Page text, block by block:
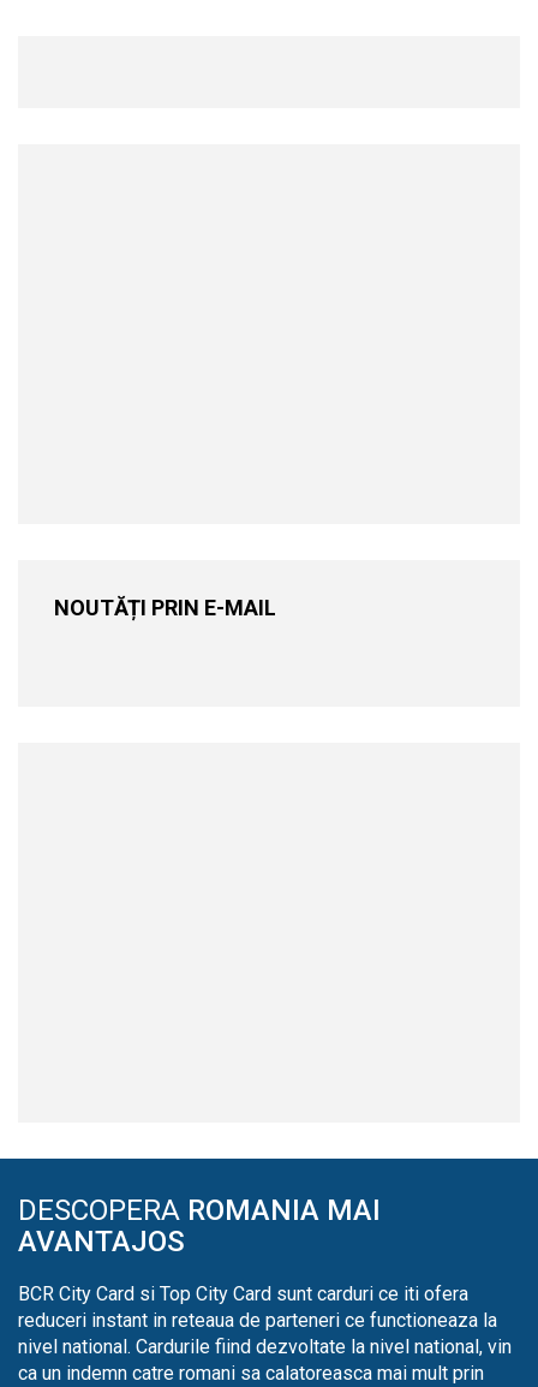
NOUTĂȚI PRIN E-MAIL
DESCOPERA ROMANIA MAI
AVANTAJOS
BCR City Card si Top City Card sunt carduri ce iti ofera
reduceri instant in reteaua de parteneri ce functioneaza la
nivel national. Cardurile fiind dezvoltate la nivel national, vin
ca un indemn catre romani sa calatoreasca mai mult prin